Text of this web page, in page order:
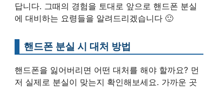
답니다. 그때의 경험을 토대로 앞으로 핸드폰 분실
에 대비하는 요령들을 알려드리겠습니다 🙂
핸드폰 분실 시 대처 방법
핸드폰을 잃어버리면 어떤 대처를 해야 할까요? 먼
저 실제로 분실이 맞는지 확인해보세요. 가까운 곳